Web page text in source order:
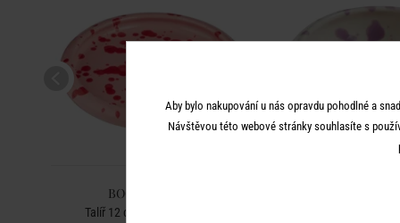
BOOGY SPLASH
Talíř 12 cm - červená/růžová
Aby bylo nakupování u nás opravdu pohodlné a
Návštěvou této webové stránky souhlasíte s